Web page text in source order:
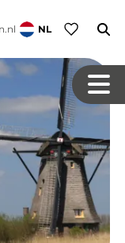
NL